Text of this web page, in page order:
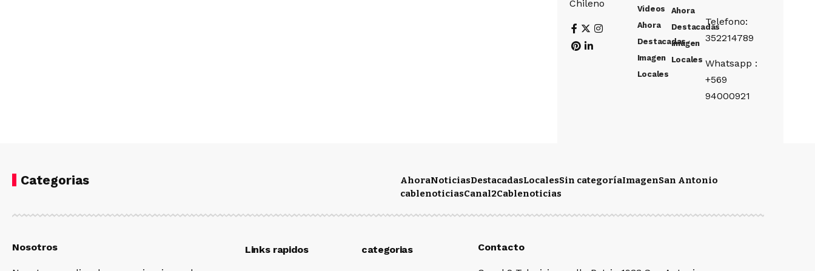
Chileno
Videos
Ahora
Destacadas
Imagen
Locales
Ahora
Destacadas
Imagen
Locales
Telefono:
352214789
Whatsapp :
+569
94000921
Categorias AhoraNoticiasDestacadasLocalesSin categoríaImagenSan Antonio
cablenoticiasCanal2Cablenoticias
Nosotros Links rapidos categorias Contacto